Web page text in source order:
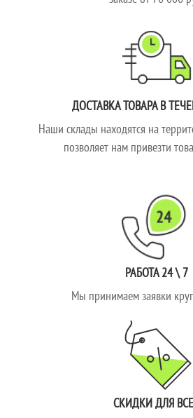
ДОСТАВКА ТОВАРА В
Наши склады находятся на
позволяет нам привезти
РАБОТА 24 \ 7
Мы принимаем заявки
СКИДКИ ДЛЯ